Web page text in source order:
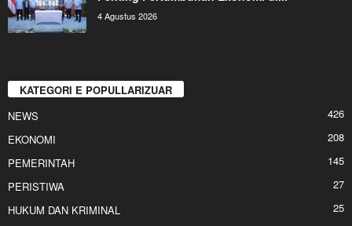
4 Agustus 2026
KATEGORI E POPULLARIZUAR
NEWS
426
EKONOMI
208
PEMERINTAH
145
PERISTIWA
27
HUKUM DAN KRIMINAL
25